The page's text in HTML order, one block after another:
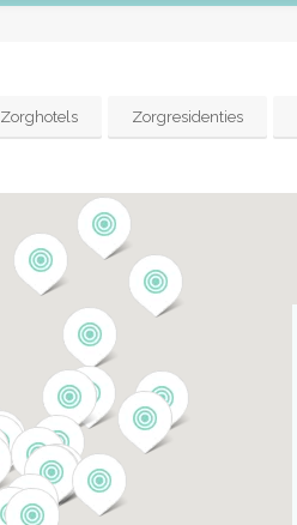
Zorghotels Zorgresidenties